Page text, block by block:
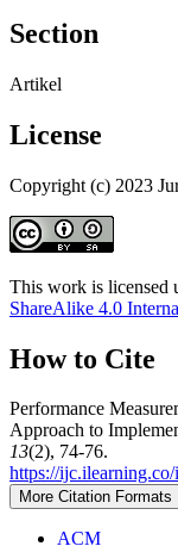
Section
Artikel
License
Copyright (c) 2023
This work is licensed
ShareAlike 4.0
How to Cite
Performance
Approach to
13(2), 74-76.
https://
More Citation Formats
ACM